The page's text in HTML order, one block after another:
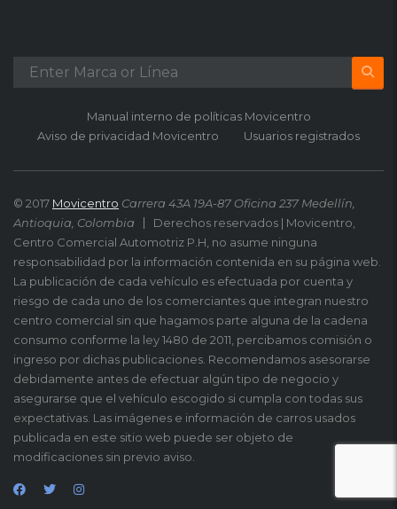
Manual interno de políticas Movicentro
Aviso de privacidad Movicentro
Usuarios registrados
© 2017 Movicentro Carrera 43A 19A-87 Oficina 237 Medellín,
Antioquia, Colombia
Derechos reservados | Movicentro,
Centro Comercial Automotriz P.H, no asume ninguna
responsabilidad por la información contenida en su página web.
La publicación de cada vehículo es efectuada por cuenta y
riesgo de cada uno de los comerciantes que integran nuestro
centro comercial sin que hagamos parte alguna de la cadena
consumo conforme la ley 1480 de 2011, percibamos comisión o
ingreso por dichas publicaciones. Recomendamos asesorarse
debidamente antes de efectuar algún tipo de negocio y
asegurarse que el vehículo escogido si cumpla con todas sus
expectativas. Las imágenes e información de carros usados
publicada en este sitio web puede ser objeto de
modificaciones sin previo aviso.